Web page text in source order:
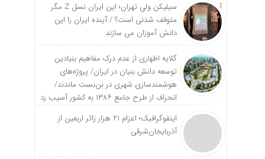
سیلیکن ولیِ تهران؛ این ایران نسل Z مگر
متوقف شدنی است؟ / آینده ایران را این
دانش آموزان می سازند
گلایه اطهاری از عدم درک مفاهیم بنیادین
توسعه دانش بنیان در ایران/ پروژه‌های
هوشمندسازی شهری در بن‌بست ماندند/
انحراف از طرح جامع ۱۳۸۶ به کشور آسیب زد
اینفوگرافیک؛ اعزام ۲۱ هزار زائر اربعین از
آذربایجان‌شرقی